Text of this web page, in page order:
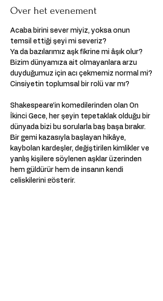
Over het evenement
Acaba birini sever miyiz, yoksa onun
temsil ettiği şeyi mi severiz?
Ya da bazılarımız aşk fikrine mi âşık olur?
Bizim dünyamıza ait olmayanlara arzu
duyduğumuz için acı çekmemiz normal mi?
Cinsiyetin toplumsal bir rolü var mı?
Shakespeare’in komedilerinden olan On
İkinci Gece, her şeyin tepetaklak olduğu bir
dünyada bizi bu sorularla baş başa bırakır.
Bir gemi kazasıyla başlayan hikâye,
kaybolan kardeşler, değiştirilen kimlikler ve
yanlış kişilere söylenen aşklar üzerinden
hem güldürür hem de insanın kendi
çelişkilerini gösterir.